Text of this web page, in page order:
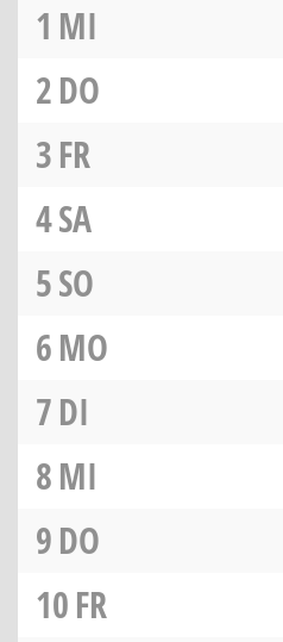
1 MI
2DO
3FR
4SA
5SO
6MO
7DI
8MI
9DO
10FR